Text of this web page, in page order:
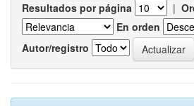
Resultados por página |
En orden
Autor/registro